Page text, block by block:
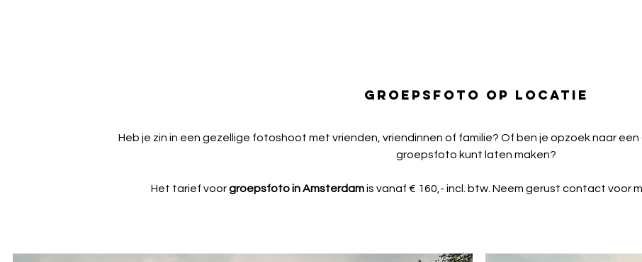
GROEPSFOTO OP LOCATIE
Heb je zin in een gezellige fotoshoot met vrienden, vriendinnen of familie? Of ben je opzoek naar een
groepsfoto kunt laten maken?
Het tarief voorgroepsfoto in Amsterdamis vanaf € 160,- incl. btw. Neem gerust contact voor